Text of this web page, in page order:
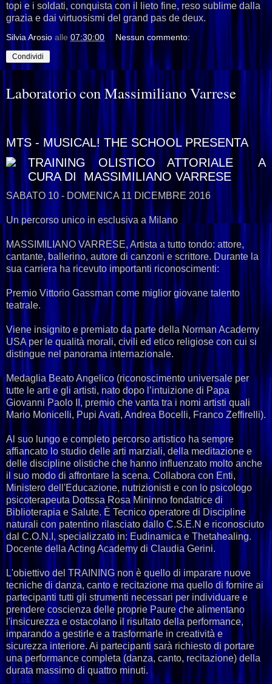
topi e i soldati, conquista con il lieto fine, reso sublime dalla
grazia e dai virtuosismi del grand pas de deux.
Silvia Arosio alle 07:30:00 Nessun commento:
Condividi
Laboratorio con Massimiliano Varrese
MTS - MUSICAL! THE SCHOOL PRESENTA
TRAINING OLISTICO ATTORIALE A
CURA DI MASSIMILIANO VARRESE
SABATO 10 - DOMENICA 11 DICEMBRE 2016
Un percorso unico in esclusiva a Milano
MASSIMILIANO VARRESE, Artista a tutto tondo: attore,
cantante, ballerino, autore di canzoni e scrittore. Durante la
sua carriera ha ricevuto importanti riconoscimenti:
Premio Vittorio Gassman come miglior giovane talento
teatrale.
Viene insignito e premiato da parte della Norman Academy
USA per le qualità morali, civili ed etico religiose con cui si
distingue nel panorama internazionale.
Medaglia Beato Angelico (riconoscimento universale per
tutte le arti e gli artisti, nato dopo l’intuizione di Papa
Giovanni Paolo II, premio che vanta tra i nomi artisti quali
Mario Monicelli, Pupi Avati, Andrea Bocelli, Franco Zeffirelli).
Al suo lungo e completo percorso artistico ha sempre
affiancato lo studio delle arti marziali, della meditazione e
delle discipline olistiche che hanno influenzato molto anche
il suo modo di affrontare la scena. Collabora con Enti,
Ministero dell'Educazione, nutrizionisti e con lo psicologo
psicoterapeuta Dottssa Rosa Mininno fondatrice di
Biblioterapia e Salute. È Tecnico operatore di Discipline
naturali con patentino rilasciato dallo C.S.E.N e riconosciuto
dal C.O.N.I, specializzato in: Eudinamica e Thetahealing.
Docente della Acting Academy di Claudia Gerini.
L'obiettivo del TRAINING non è quello di imparare nuove
tecniche di danza, canto e recitazione ma quello di fornire ai
partecipanti tutti gli strumenti necessari per individuare e
prendere coscienza delle proprie Paure che alimentano
l'insicurezza e ostacolano il risultato della performance,
imparando a gestirle e a trasformarle in creatività e
sicurezza interiore. Ai partecipanti sarà richiesto di portare
una performance completa (danza, canto, recitazione) della
durata massimo di quattro minuti.